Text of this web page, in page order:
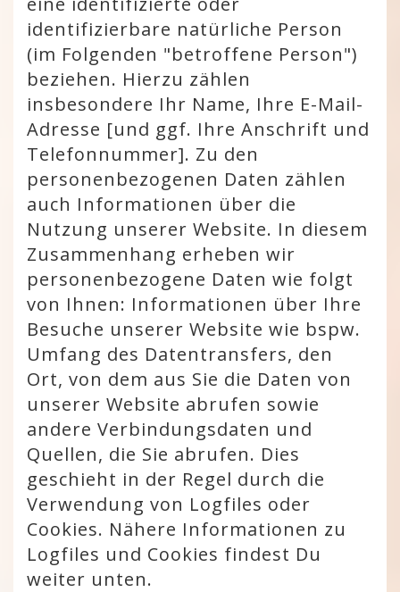
identifizierbare natürliche Person
(im Folgenden "betroffene Person")
beziehen. Hierzu zählen
insbesondere Ihr Name, Ihre E-Mail-
Adresse [und ggf. Ihre Anschrift und
Telefonnummer]. Zu den
personenbezogenen Daten zählen
auch Informationen über die
Nutzung unserer Website. In diesem
Zusammenhang erheben wir
personenbezogene Daten wie folgt
von Ihnen: Informationen über Ihre
Besuche unserer Website wie bspw.
Umfang des Datentransfers, den
Ort, von dem aus Sie die Daten von
unserer Website abrufen sowie
andere Verbindungsdaten und
Quellen, die Sie abrufen. Dies
geschieht in der Regel durch die
Verwendung von Logfiles oder
Cookies. Nähere Informationen zu
Logfiles und Cookies findest Du
weiter unten.